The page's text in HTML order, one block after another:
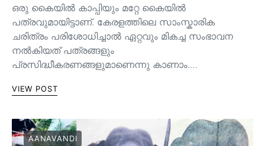
ഒരു കൈയില്‍ കാപ്പിയും മറ്റേ കൈയില്‍
പത്രവുമായിട്ടാണ്. കേരളത്തിലെ സാംസ്കാരിക
ചരിത്രം പരിശോധിച്ചാല്‍ ഏറ്റവും മികച്ച സംഭാവന
നല്‍കിയത് പത്രങ്ങളും
പ്രസിദ്ധീകരണങ്ങളുമാണെന്നു കാണാം.…
VIEW POST
AANAVANDI